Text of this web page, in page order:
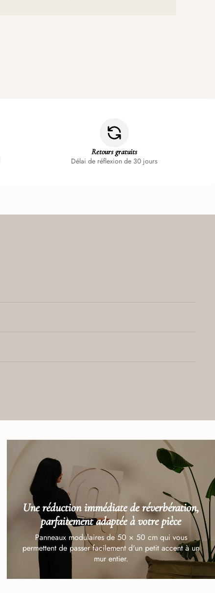
Retours gratuits
Délai de réflexion de 30 jours
Une réduction immédiate de réverbération,
parfaitement adaptée à votre pièce
Panneaux modulaires de 50 × 50 cm qui vous
permettent de passer facilement d'un petit accent à un
mur entier.